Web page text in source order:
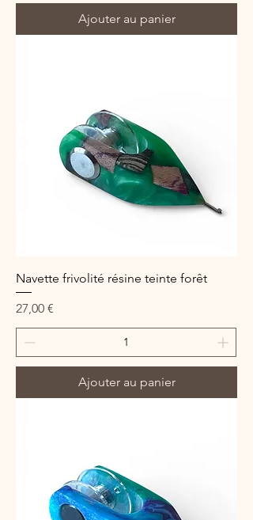
Ajouter au panier
Navette frivolité résine teinte forêt
Prix
27,00 €
Ajouter au panier